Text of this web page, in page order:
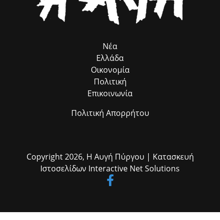
συντονισμό, τη Διεύθυνση Πρόνοιας και την Προϊσταμένη της κα Σία
Ανδριοπούλου, καθώς και τον άμισθο σύμβουλό μου για θέματα
Ρομά κ. Νίκο Μπατζαλή, για την ακριβή μεταφορά των αναγκών από
η ομαδική δουλειά φέρνει απτά αποτελέσματα για όλους τους
Νέα
Ελλάδα
Οικονομία
Πολιτική
Επικοινωνία
Πολιτική Απορρήτου
Copyright 2026, Η Αυγή Πύργου | Κατασκευή
Ιστοσελίδων Interactive Net Solutions